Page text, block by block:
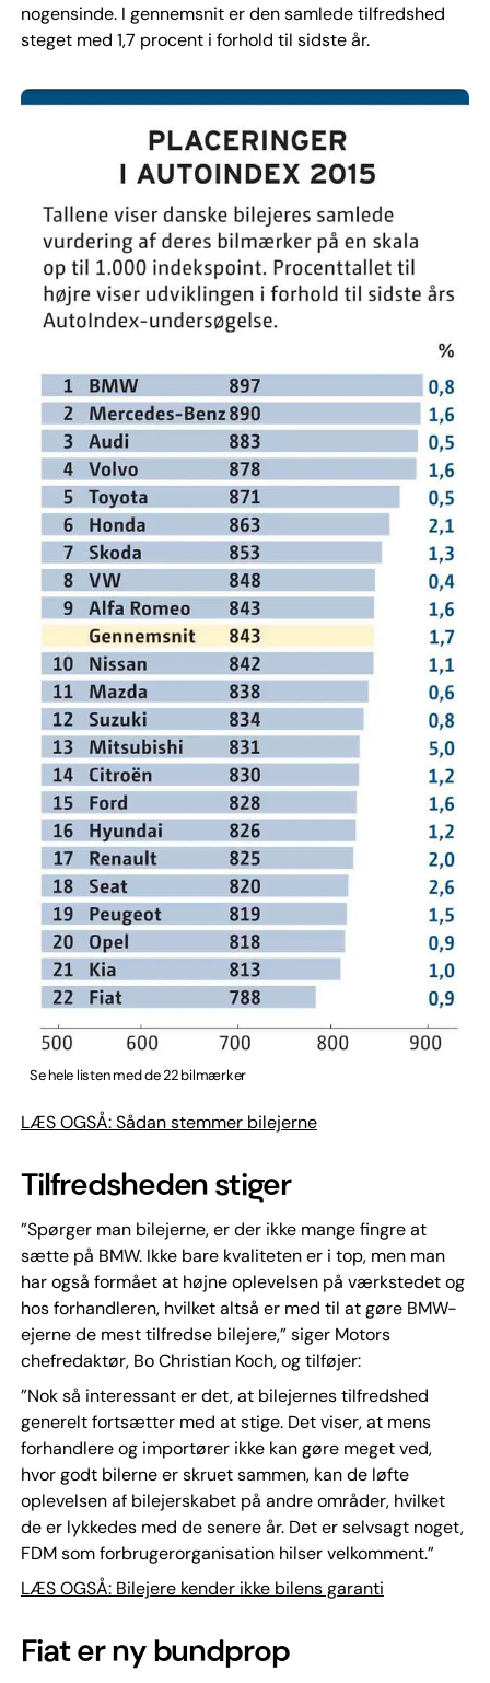
nogensinde. I gennemsnit er den samlede tilfredshed
steget med 1,7 procent i forhold til sidste år.
Se hele listen med de 22 bilmærker
LÆS OGSÅ: Sådan stemmer bilejerne
Tilfredsheden stiger
”Spørger man bilejerne, er der ikke mange fingre at
sætte på BMW. Ikke bare kvaliteten er i top, men man
har også formået at højne oplevelsen på værkstedet og
hos forhandleren, hvilket altså er med til at gøre BMW-
ejerne de mest tilfredse bilejere,” siger Motors
chefredaktør, Bo Christian Koch, og tilføjer:
”Nok så interessant er det, at bilejernes tilfredshed
generelt fortsætter med at stige. Det viser, at mens
forhandlere og importører ikke kan gøre meget ved,
hvor godt bilerne er skruet sammen, kan de løfte
oplevelsen af bilejerskabet på andre områder, hvilket
de er lykkedes med de senere år. Det er selvsagt noget,
FDM som forbrugerorganisation hilser velkomment.”
LÆS OGSÅ: Bilejere kender ikke bilens garanti
Fiat er ny bundprop